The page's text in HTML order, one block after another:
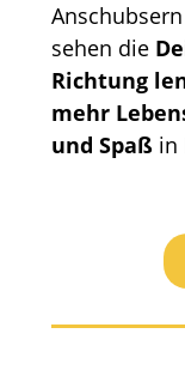
sehen die
Richtung
mehr
und Spaßin